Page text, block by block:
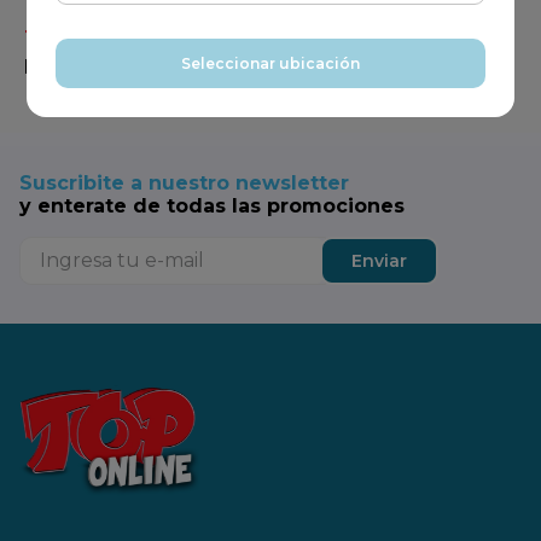
Seleccionar ubicación
Tus productos de todos los días,en un solo
lugar
Suscribite a nuestro newsletter
y enterate de todas las promociones
Enviar